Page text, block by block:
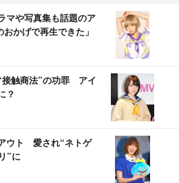
マや写真集も話題のア
かげで再生できた」
接触商法”の功罪 アイ
？
ウト 愛され“ネトゲ
”に